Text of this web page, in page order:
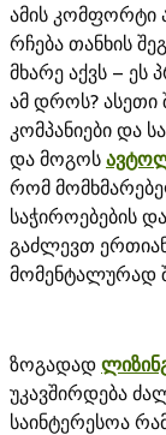
ამის კომფორტი
რჩება თანხის
მხარე აქვს –
ამ დროს? ასეთი
კომპანიები და
და მოგოს
რომ
საჭიროებების
გაძლევთ
მომენტალურად
ზოგადად
უკავშირდება
საინტერესოა